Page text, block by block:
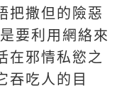
把撒但的險惡
要利用網絡來
在邪情私慾之
吞吃人的目